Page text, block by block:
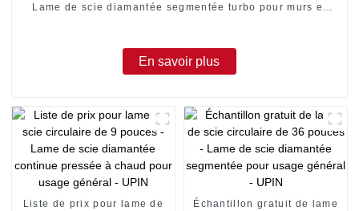
Lame de scie diamantée segmentée turbo pour murs et
En savoir plus
Liste de prix pour lame de
Échantillon gratuit de lame